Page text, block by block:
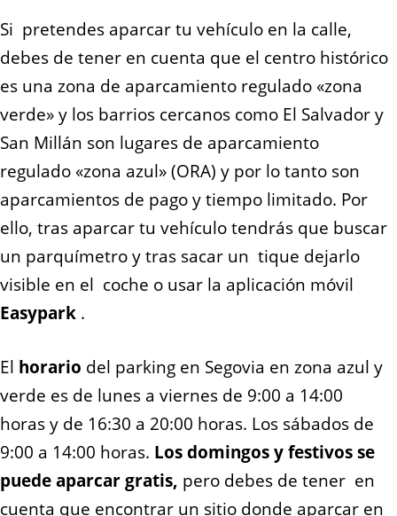
Si pretendes aparcar tu vehículo en la calle,
debes de tener en cuenta que el centro histórico
es una zona de aparcamiento regulado «zona
verde» y los barrios cercanos como El Salvador y
San Millán son lugares de aparcamiento
regulado «zona azul» (ORA) y por lo tanto son
aparcamientos de pago y tiempo limitado. Por
ello, tras aparcar tu vehículo tendrás que buscar
un parquímetro y tras sacar un tique dejarlo
visible en el coche o usar la aplicación móvil
Easypark .
El horario del parking en Segovia en zona azul y
verde es de lunes a viernes de 9:00 a 14:00
horas y de 16:30 a 20:00 horas. Los sábados de
9:00 a 14:00 horas. Los domingos y festivos se
puede aparcargratis, pero debes de tener en
cuenta que encontrar un sitio donde aparcar en